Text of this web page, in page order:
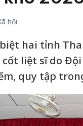
hội
hai tỉnh
liệt sĩ do
quy tập